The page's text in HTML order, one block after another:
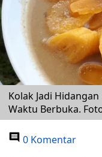
Kolak Jadi
Waktu Berbuka.
0 Komentar